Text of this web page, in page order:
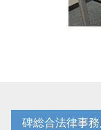
碑総合法律事